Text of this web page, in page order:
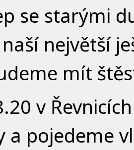
se starými
největší
mít
v
a pojedeme